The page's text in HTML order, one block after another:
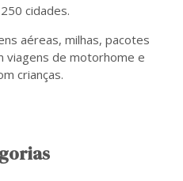
cidades.
aéreas, milhas, pacotes
viagens de motorhome e
crianças.